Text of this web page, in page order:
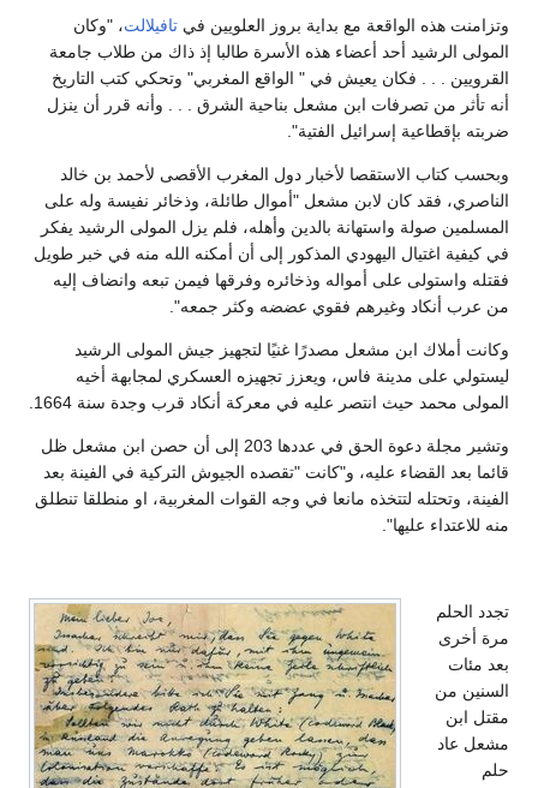
هذه الواقعة مع بداية بروز العلويين في تافيلالت، "وكان
الرشيد أحد أعضاء هذه الأسرة طالبا إذ ذاك من طلاب جامعة
. . . فكان يعيش في " الواقع المغربي" وتحكي كتب التاريخ
تأثر من تصرفات ابن مشعل بناحية الشرق . . . وأنه قرر أن ينزل
بإقطاعية إسرائيل الفتية".
كتاب الاستقصا لأخبار دول المغرب الأقصى لأحمد بن خالد
فقد كان لابن مشعل "أموال طائلة، وذخائر نفيسة وله على
صولة واستهانة بالدين وأهله، فلم يزل المولى الرشيد يفكر
كيفية اغتيال اليهودي المذكور إلى أن أمكنه الله منه في خبر طويل
واستولى على أمواله وذخائره وفرقها فيمن تبعه وانضاف إليه
عرب أنكاد وغيرهم فقوي عضضه وكثر جمعه".
أملاك ابن مشعل مصدرًا غنيًا لتجهيز جيش المولى الرشيد
على مدينة فاس، ويعزز تجهيزه العسكري لمجابهة أخيه
محمد حيث انتصر عليه في معركة أنكاد قرب وجدة سنة 1664.
وتشير مجلة دعوة الحق في عددها 203 إلى أن حصن ابن مشعل ظل
بعد القضاء عليه، و"كانت "تقصده الجيوش التركية في الفينة بعد
وتحتله لتتخذه مانعا في وجه القوات المغربية، او منطلقا تنطلق
للاعتداء عليها".
الحلم
أخرى
مئات
من
ابن
عاد